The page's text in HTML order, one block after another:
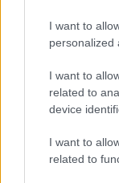
I want to
personalized
I want to
related to
device
I want to
related to